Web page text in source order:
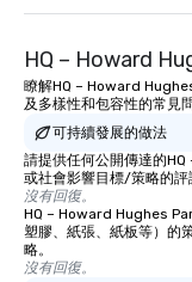
HQ – Howard
瞭解HQ – Howard
及多樣性和包容性的常見
可持續發展的做法
請提供任何公開傳達的
或社會影響目標/策略的評
沒有回復。
HQ – Howard Hughes
塑膠、紙張、紙板等）的
略。
沒有回復。